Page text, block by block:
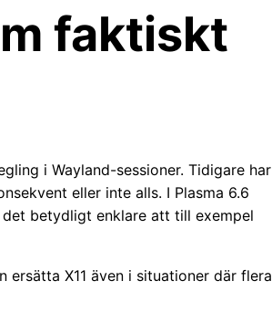
faktiskt
i Wayland-sessioner. Tidigare har
eller inte alls. I Plasma 6.6
betydligt enklare att till exempel
ersätta X11 även i situationer där flera